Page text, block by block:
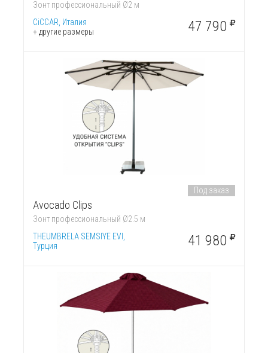
Зонт профессиональный Ø2 м
CiCCAR, Италия
+ другие размеры
47 790
Avocado Clips
Зонт профессиональный Ø2.5 м
THEUMBRELA SEMSIYE EVI,
Турция
Под заказ
41 980